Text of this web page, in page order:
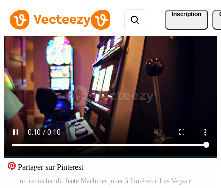
Inscription
Partager sur Pinterest
un remis bandit fente Machines jouer à l'intérieur Las Vegas casino Vidéo Pro